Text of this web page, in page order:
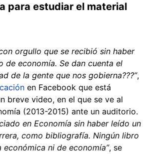
para estudiar el material
orgullo que se recibió sin haber
de economía. Se dan cuenta el
de la gente que nos gobierna???”,
en Facebook que está
breve video, en el que se ve al
(2013-2015) ante un auditorio.
en Economía sin haber leído un
como bibliografía. Ningún libro
ni de economía”, se